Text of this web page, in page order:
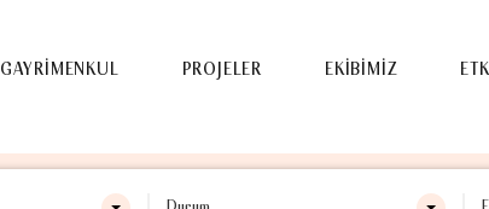
GAYRİMENKUL PROJELER EKİBİMİZ
GAYRİMENKUL PROJELER EKİBİMİZ